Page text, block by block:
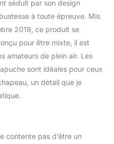
haute densité
recouvert de
résistance à
et de
les opérations
: ce poncho de
cm de large et
sacs à dos.
environ 15,2 x
pour un
séduit par son design
à toute épreuve. Mis
2019, ce produit se
pour être mixte, il est
amateurs de plein air. Les
sont idéales pour ceux
un détail que je
contente pas d’être un